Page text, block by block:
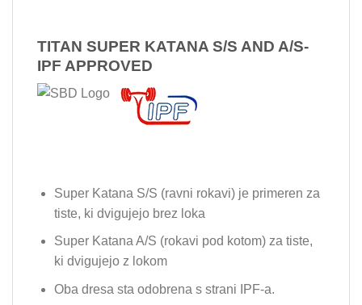
TITAN SUPER KATANA S/S AND A/S-
IPF APPROVED
Super Katana S/S (ravni rokavi) je primeren za
tiste, ki dvigujejo brez loka
Super Katana A/S (rokavi pod kotom) za tiste,
ki dvigujejo z lokom
Oba dresa sta odobrena s strani IPF-a.